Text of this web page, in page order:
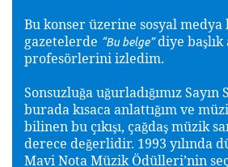
Bu konser üzerine sosyal medya
gazetelerde “Bu belge”diye baş
profesörlerini izledim.
Sonsuzluğa uğurladığımız Sayın
burada kısaca anlattığım ve
bilinen bu çıkışı, çağdaş müzik
derece değerlidir. 1993 yılında
Mavi Nota Müzik Ödülleri’nin